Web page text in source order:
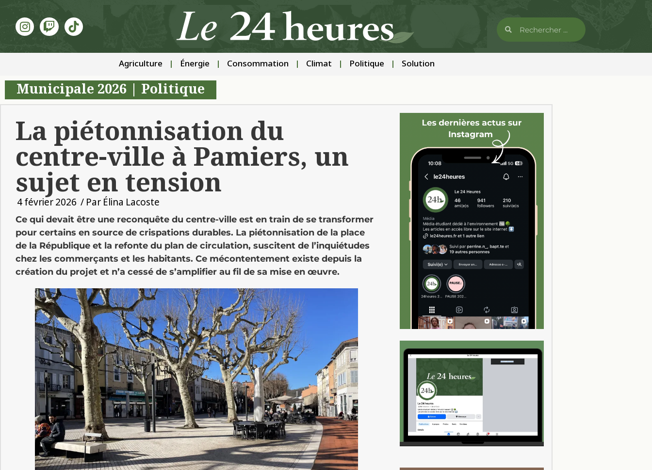
Agriculture Énergie Consommation Climat Politique Solution
Municipale 2026 Politique
La piétonnisation du
centre-ville à Pamiers, un
sujet en tension
4 février 2026 / Par Élina Lacoste
Ce qui devait être une reconquête du centre-ville est en train de se transformer
pour certains en source de crispations durables. La piétonnisation de la place
de la République et la refonte du plan de circulation, suscitent de l’inquiétudes
chez les commerçants et les habitants. Ce mécontentement existe depuis la
création du projet et n’a cessé de s’amplifier au fil de sa mise en œuvre.